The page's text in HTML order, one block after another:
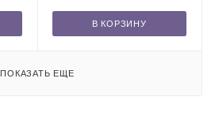
В КОРЗИНУ
ПОКАЗАТЬ ЕЩЕ